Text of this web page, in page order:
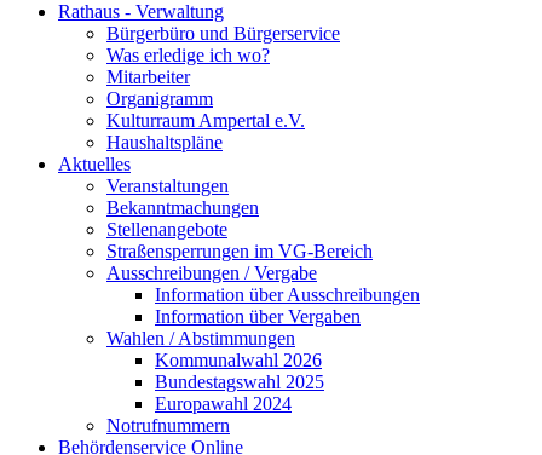
Rathaus - Verwaltung
Bürgerbüro und Bürgerservice
Was erledige ich wo?
Mitarbeiter
Organigramm
Kulturraum Ampertal e.V.
Haushaltspläne
Aktuelles
Veranstaltungen
Bekanntmachungen
Stellenangebote
Straßensperrungen im VG-Bereich
Ausschreibungen / Vergabe
Information über Ausschreibungen
Information über Vergaben
Wahlen / Abstimmungen
Kommunalwahl 2026
Bundestagswahl 2025
Europawahl 2024
Notrufnummern
Behördenservice Online